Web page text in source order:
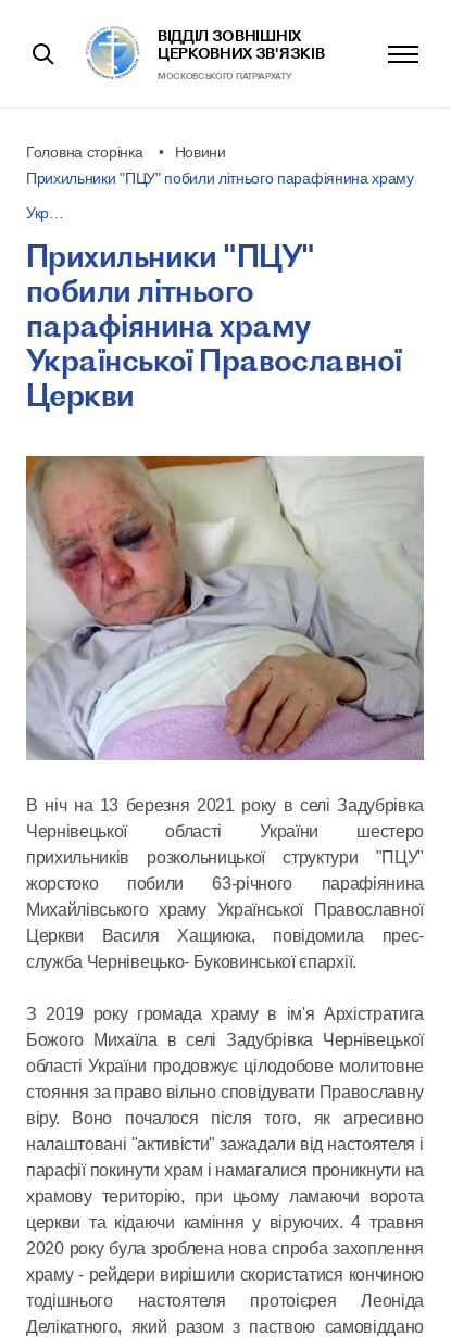
ВІДДІЛ ЗОВНІШНІХ
ЦЕРКОВНИХ ЗВ'ЯЗКІВ
МОСКОВСЬКОГО ПАТРІАРХАТУ
Головна сторінка
Новини
Прихильники "ПЦУ" побили літнього парафіянина храму
Укр…
Прихильники "ПЦУ"
побили літнього
парафіянина храму
Української Православної
Церкви
В ніч на 13 березня 2021 року в селі Задубрівка
Чернівецької області України шестеро
прихильників розкольницької структури "ПЦУ"
жорстоко побили 63-річного парафіянина
Михайлівського храму Української Православної
Церкви Василя Хащиюка, повідомила прес-
служба Чернівецько- Буковинської єпархії.
З 2019 року громада храму в ім'я Архістратига
Божого Михаїла в селі Задубрівка Чернівецької
області України продовжує цілодобове молитовне
стояння за право вільно сповідувати Православну
віру. Воно почалося після того, як агресивно
налаштовані "активісти" зажадали від настоятеля і
парафії покинути храм і намагалися проникнути на
храмову територію, при цьому ламаючи ворота
церкви та кідаючи каміння у віруючих. 4 травня
2020 року була зроблена нова спроба захоплення
храму - рейдери вирішили скористатися кончиною
тодішнього настоятеля протоієрея Леоніда
Делікатного, який разом з паствою самовіддано